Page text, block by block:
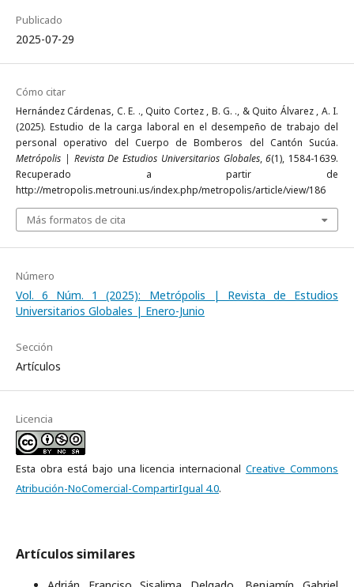
Publicado
2025-07-29
Cómo citar
Hernández Cárdenas, C. E. ., Quito Cortez , B. G. ., & Quito Álvarez , A. I.
(2025). Estudio de la carga laboral en el desempeño de trabajo del
personal operativo del Cuerpo de Bomberos del Cantón Sucúa.
Metrópolis | Revista De Estudios Universitarios Globales,6(1), 1584-1639.
Recuperado a partir de
http://metropolis.metrouni.us/index.php/metropolis/article/view/186
Más formatos de cita
Número
Vol. 6 Núm. 1 (2025): Metrópolis | Revista de Estudios
Universitarios Globales | Enero-Junio
Sección
Artículos
Licencia
Esta obra está bajo una licencia internacionalCreative Commons
Atribución-NoComercial-CompartirIgual 4.0.
Artículos similares